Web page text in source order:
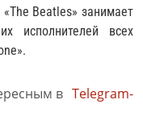
«The Beatles» занимает
исполнителей всех
в Telegram-